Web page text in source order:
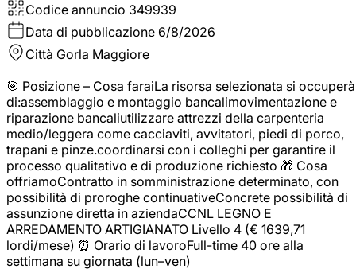
Codice annuncio 349939
Data di pubblicazione 6/8/2026
Città Gorla Maggiore
🎯 Posizione – Cosa faraiLa risorsa selezionata si occuperà
di:assemblaggio e montaggio bancalimovimentazione e
riparazione bancaliutilizzare attrezzi della carpenteria
medio/leggera come cacciaviti, avvitatori, piedi di porco,
trapani e pinze.coordinarsi con i colleghi per garantire il
processo qualitativo e di produzione richiesto 🎁 Cosa
offriamoContratto in somministrazione determinato, con
possibilità di proroghe continuativeConcrete possibilità di
assunzione diretta in aziendaCCNL LEGNO E
ARREDAMENTO ARTIGIANATO Livello 4 (€ 1639,71
lordi/mese) ⏰ Orario di lavoroFull-time 40 ore alla
settimana su giornata (lun–ven)